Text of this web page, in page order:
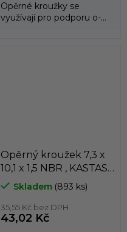
Opěrné kroužky se
využívají pro podporu o-
Opěrný kroužek 7,3 x
10,1 x 1,5 NBR , KASTAS ,
K81Skladem (893 ks)
35,55 Kč bez DPH
43,02 Kč